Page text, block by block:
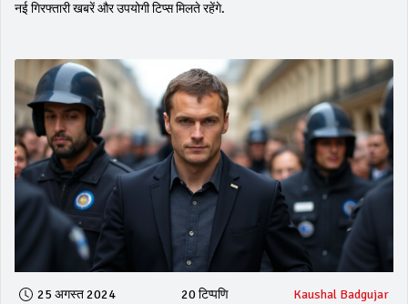
नई गिरफ्तारी खबरें और उपयोगी टिप्स मिलते रहेंगे.
25 अगस्त 2024 20 टिप्पणि Kaushal Badgujar